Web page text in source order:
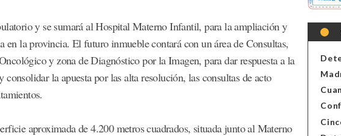
y se sumará al Hospital Materno Infantil, para la ampliación y
en la provincia. El futuro inmueble contará con un área de Consultas,
y zona de Diagnóstico por la Imagen, para dar respuesta a la
la apuesta por las alta resolución, las consultas de acto
aproximada de 4.200 metros cuadrados, situada junto al Materno